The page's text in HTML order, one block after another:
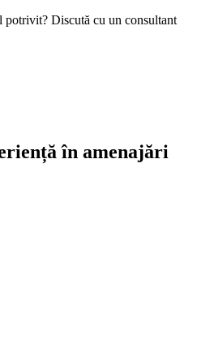
potrivit? Discută cu un consultant
în amenajări